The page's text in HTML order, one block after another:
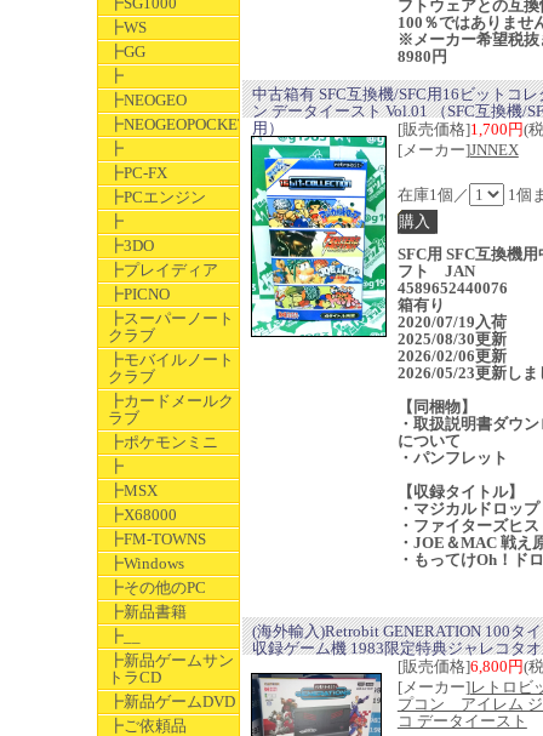
┣WS
┣GG
┣
┣NEOGEO
┣NEOGEOPOCKET
┣
┣PC-FX
┣PCエンジン
┣
┣3DO
┣プレイディア
┣PICNO
┣スーパーノート
クラブ
┣モバイルノート
クラブ
┣カードメールク
ラブ
┣ポケモンミニ
┣
┣MSX
┣X68000
┣FM-TOWNS
┣Windows
┣その他のPC
┣新品書籍
┣__
┣新品ゲームサン
トラCD
┣新品ゲームDVD
┣ご依頼品
フトウェアとの互換
100％ではありませ
※メーカー希望税抜
8980円
中古箱有 SFC互換機/SFC用16ビットコレ
ン データイースト Vol.01 （SFC互換機/
用）
[販売価格]1,700円(
[メーカー]JNNEX
在庫1個／ 1個
SFC用 SFC互換機用
フト JAN
4589652440076
箱有り
2020/07/19入荷
2025/08/30更新
2026/02/06更新
2026/05/23更新しま
【同梱物】
・取扱説明書ダウ
について
・パンフレット
【収録タイトル】
・マジカルドロップ
・ファイターズヒ
・JOE＆MAC 戦え
・もってけOh！ド
(海外輸入)Retrobit GENERATION 100タ
収録ゲーム機 1983限定特典ジャレコタ
[販売価格]6,800円(
[メーカー]レトロビ
プコン アイレム
コ データイースト